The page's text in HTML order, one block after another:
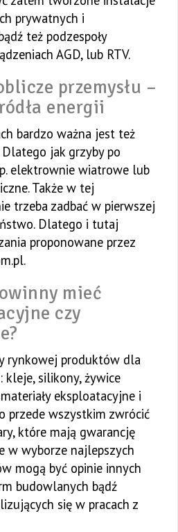
prywatnych i
też podzespoły
AGD, lub RTV.
przemysłu –
energii
bardzo ważna jest też
jak grzyby po
elektrownie wiatrowe lub
Także w tej
trzeba zadbać w pierwszej
Dlatego i tutaj
proponowane przez
mieć
czy
rynkowej produktów dla
kleje, silikony, żywice
eksploatacyjne i
przede wszystkim zwrócić
które mają gwarancję
w wyborze najlepszych
mogą być opinie innych
budowlanych bądź
się w pracach z